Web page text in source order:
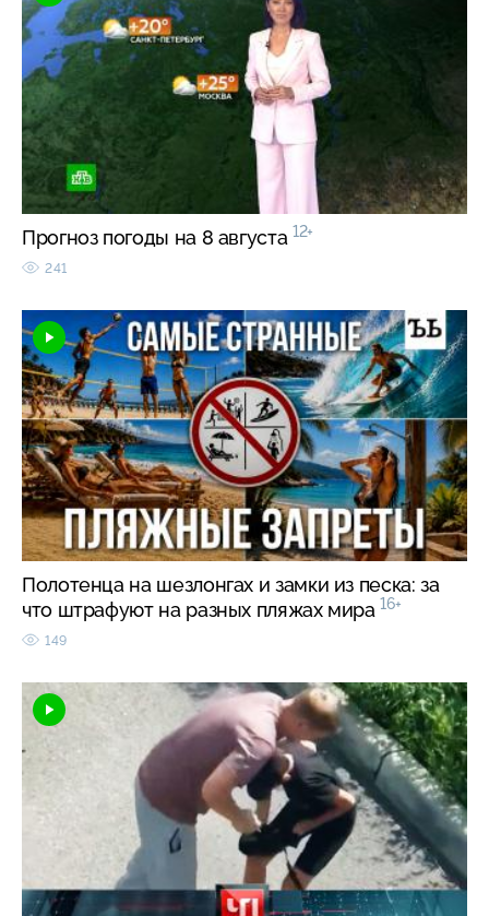
Прогноз погоды на 8 августа 12+
241
Полотенца на шезлонгах и замки из песка: за
что штрафуют на разных пляжах мира 16+
149